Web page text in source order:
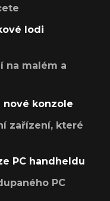
lodi
na malém a
nové konzole
zařízení, které
PC handheldu
PC